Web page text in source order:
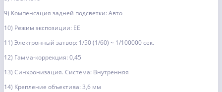
9) Компенсация задней подсветки: Авто
10) Режим экспозиции: EE
11) Электронный затвор: 1/50 (1/60) ~ 1/100000 сек.
12) Гамма-коррекция: 0,45
13) Синхронизация. Система: Внутренняя
14) Крепление объектива: 3,6 мм